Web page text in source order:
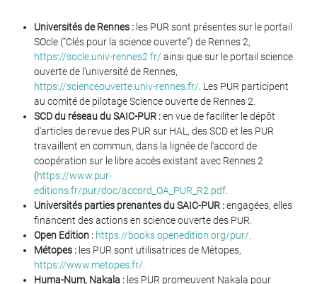
Universités de Rennes : les PUR sont présentes sur le portail
SOcle (“Clés pour la science ouverte”) de Rennes 2,
https://socle.univ-rennes2.fr/ ainsi que sur le portail science
ouverte de l'université de Rennes,
https://scienceouverte.univ-rennes.fr/. Les PUR participent
au comité de pilotage Science ouverte de Rennes 2.
SCD du réseau du SAIC-PUR :en vue de faciliter le dépôt
d'articles de revue des PUR sur HAL, des SCD et les PUR
travaillent en commun, dans la lignée de l'accord de
coopération sur le libre accès existant avec Rennes 2
(https://www.pur-
editions.fr/pur/doc/accord_OA_PUR_R2.pdf.
Universités parties prenantes du SAIC-PUR :engagées, elles
financent des actions en science ouverte des PUR.
Open Edition : https://books.openedition.org/pur/.
Métopes : les PUR sont utilisatrices de Métopes,
https://www.metopes.fr/.
Huma-Num, Nakala : les PUR promeuvent Nakala pour